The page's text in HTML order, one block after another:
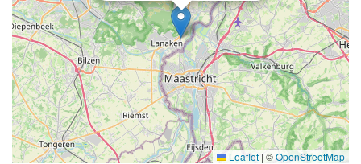
Leaflet | ©OpenStreetMap